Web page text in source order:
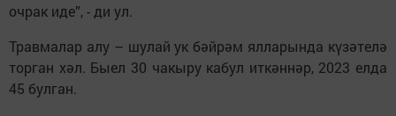
очрак иде”, - ди ул.
Травмалар алу – шулай ук бәйрәм ялларында күзәтелә
торган хәл. Быел 30 чакыру кабул иткәннәр, 2023 елда
45 булган.